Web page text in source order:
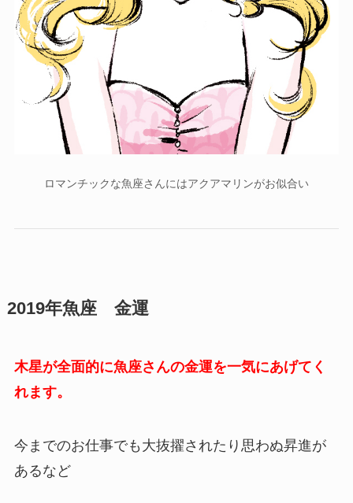
ロマンチックな魚座さんにはアクアマリンがお似合い
2019年魚座 金運
木星が全面的に魚座さんの金運を一気にあげてく
れます。
今までのお仕事でも大抜擢されたり思わぬ昇進が
あるなど